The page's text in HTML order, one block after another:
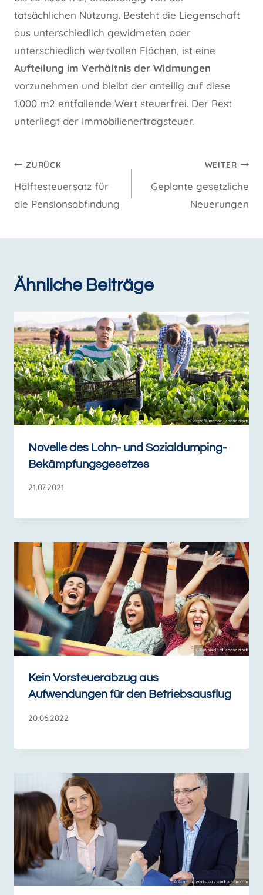
tatsächlichen Nutzung. Besteht die Liegenschaft
aus unterschiedlich gewidmeten oder
unterschiedlich wertvollen Flächen, ist eine
Aufteilung im Verhältnis der Widmungen
vorzunehmen und bleibt der anteilig auf diese
1.000 m2 entfallende Wert steuerfrei. Der Rest
unterliegt der Immobilienertragsteuer.
Beitragsnavigation
ZURÜCK
Hälftesteuersatz für
die Pensionsabfindung
WEITER
Geplante gesetzliche
Neuerungen
Ähnliche Beiträge
Novelle des Lohn- und Sozialdumping-
Bekämpfungsgesetzes
21.07.2021
Kein Vorsteuerabzug aus
Aufwendungen für den Betriebsausflug
20.06.2022